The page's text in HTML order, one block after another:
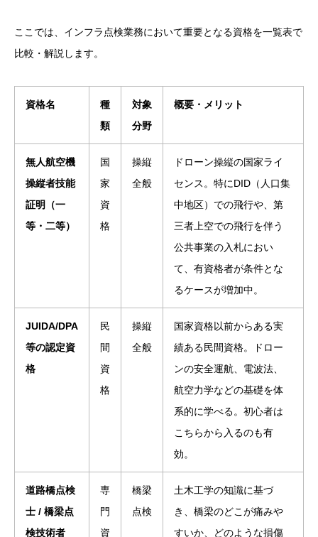
ここでは、インフラ点検業務において重要となる資格を一覧表で
比較・解説します。
資格名
種
類
対象
分野
概要・メリット
無人航空機
操縦者技能
証明（一
等・二等）
国
家
資
格
操縦
全般
ドローン操縦の国家ライ
センス。特にDID（人口集
中地区）での飛行や、第
三者上空での飛行を伴う
公共事業の入札におい
て、有資格者が条件とな
るケースが増加中。
JUIDA/DPA
等の認定資
格
民
間
資
格
操縦
全般
国家資格以前からある実
績ある民間資格。ドロー
ンの安全運航、電波法、
航空力学などの基礎を体
系的に学べる。初心者は
こちらから入るのも有
効。
道路橋点検
士 / 橋梁点
検技術者
専
門
資
橋梁
点検
土木工学の知識に基づ
き、橋梁のどこが痛みや
すいか、どのような損傷